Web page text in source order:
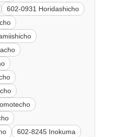
602-0931 Horidashicho
602-8245 Inokuma